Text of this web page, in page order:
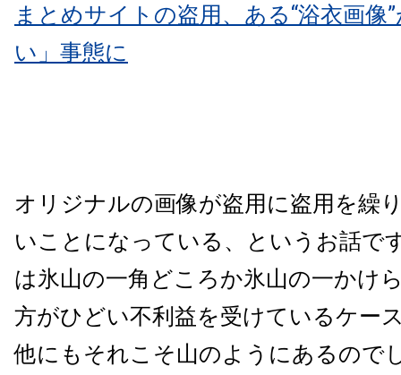
まとめサイトの盗用、ある“浴衣画像
い」事態に
オリジナルの画像が盗用に盗用を繰
いことになっている、というお話で
は氷山の一角どころか氷山の一かけ
方がひどい不利益を受けているケー
他にもそれこそ山のようにあるので